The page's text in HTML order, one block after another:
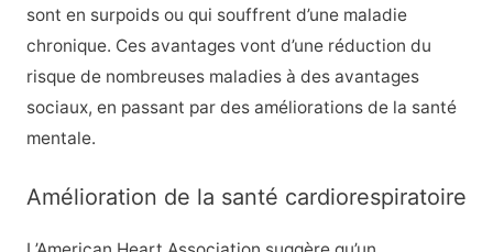
sont en surpoids ou qui souffrent d’une maladie
chronique. Ces avantages vont d’une réduction du
risque de nombreuses maladies à des avantages
sociaux, en passant par des améliorations de la santé
mentale.
Amélioration de la santé cardiorespiratoire